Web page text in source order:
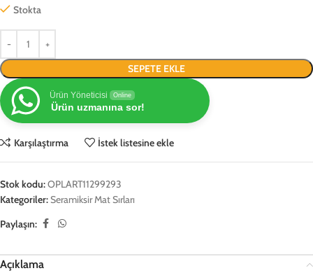
Stokta
SEPETE EKLE
Ürün Yöneticisi Online
Ürün uzmanına sor!
Karşılaştırma İstek listesine ekle
Stok kodu:OPLART11299293
Kategoriler:Seramiksir Mat Sırları
Paylaşın:
Açıklama